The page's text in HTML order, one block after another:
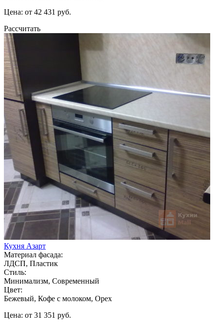
Цена: от 42 431 руб.
Рассчитать
Кухня Азарт
Материал фасада:
ЛДСП, Пластик
Стиль:
Минимализм, Современный
Цвет:
Бежевый, Кофе с молоком, Орех
Цена: от 31 351 руб.